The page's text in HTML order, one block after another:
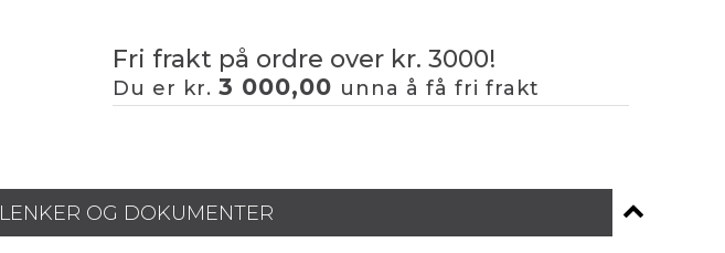
Fri frakt på ordre over kr. 3000!
Du er kr. 3 000,00 unna å få fri frakt
LENKER OG DOKUMENTER